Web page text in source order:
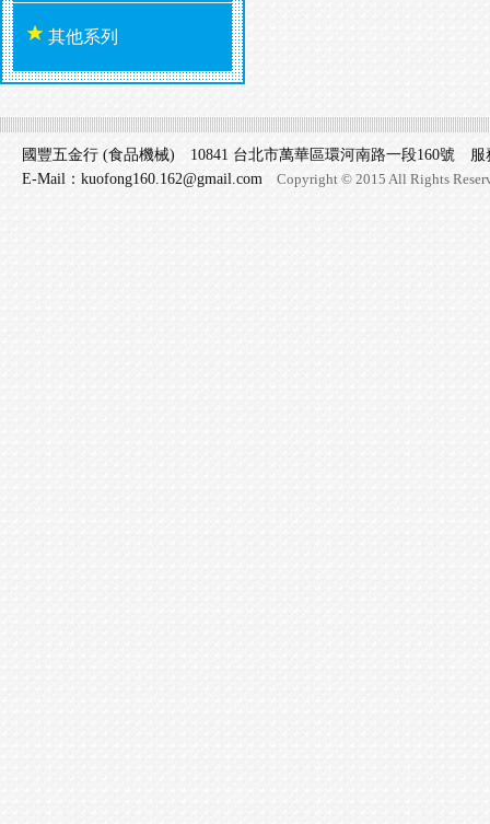
其他系列
國豐五金行 (食品機械) 10841 台北市萬華區環河南路一段160號 服
E-Mail：kuofong160.162@gmail.com Copyright © 2015 All Rights